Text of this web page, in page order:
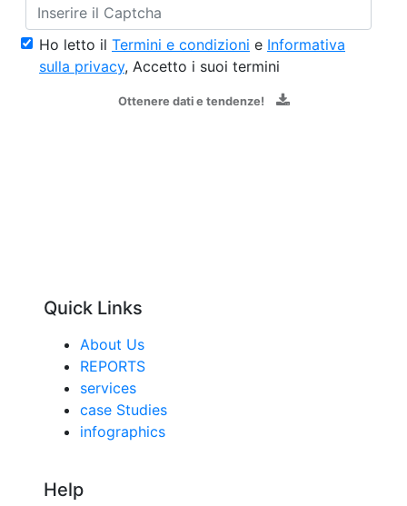
Ho letto il Termini e condizioni e Informativa
sulla privacy, Accetto i suoi termini
Ottenere dati e tendenze!
Quick Links
About Us
REPORTS
services
case Studies
infographics
Help